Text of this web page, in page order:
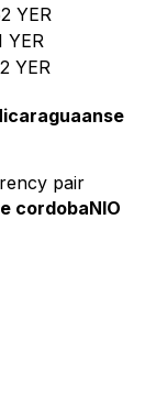
YER
YER
YER
pair
cordobaNIO